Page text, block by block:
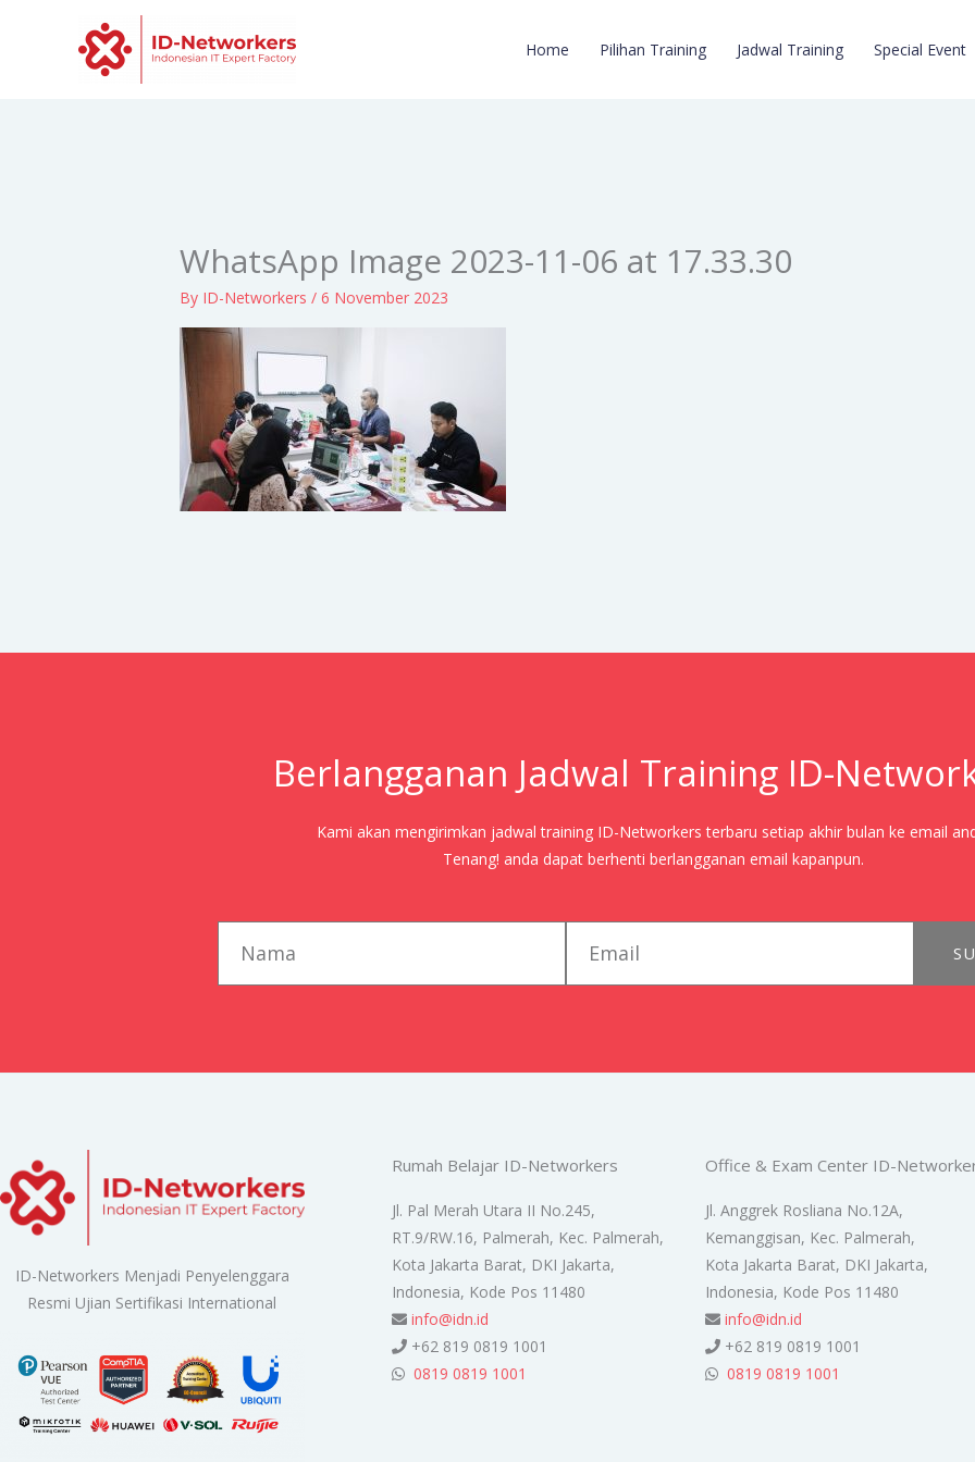
Home Pilihan Training Jadwal Training Special Event
WhatsApp Image 2023-11-06 at 17.33.30
By ID-Networkers/6 November 2023
Berlangganan Jadwal Training ID-
Kami akan mengirimkan jadwal training ID-Networkers terbaru setiap akhir bulan ke email
Tenang! anda dapat berhenti berlangganan email kapanpun.
ID-Networkers Menjadi Penyelenggara
Resmi Ujian Sertifikasi International
Rumah Belajar ID-Networkers
Jl. Pal Merah Utara II No.245,
RT.9/RW.16, Palmerah, Kec. Palmerah,
Kota Jakarta Barat, DKI Jakarta,
Indonesia, Kode Pos 11480
info@idn.id
+62 819 0819 1001
0819 0819 1001
Office & Exam Center ID-
Jl. Anggrek Rosliana No.12A,
Kemanggisan, Kec. Palmerah,
Kota Jakarta Barat, DKI Jakarta,
Indonesia, Kode Pos 11480
info@idn.id
+62 819 0819 1001
0819 0819 1001